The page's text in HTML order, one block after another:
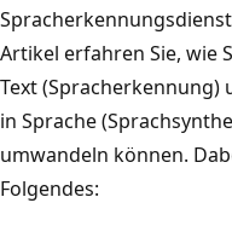
Artikel erfahren Sie, wie
Text (Spracherkennung)
in Sprache
umwandeln können.
Folgendes: